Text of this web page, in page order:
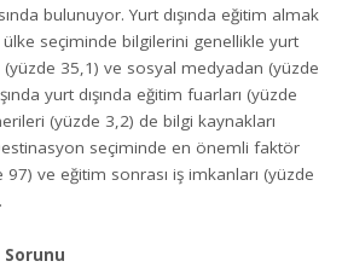
bulunuyor. Yurt dışında eğitim almak
seçiminde bilgilerini genellikle yurt
(yüzde 35,1) ve sosyal medyadan (yüzde
yurt dışında eğitim fuarları (yüzde
(yüzde 3,2) de bilgi kaynakları
seçiminde en önemli faktör
ve eğitim sonrası iş imkanları (yüzde
Sorunu